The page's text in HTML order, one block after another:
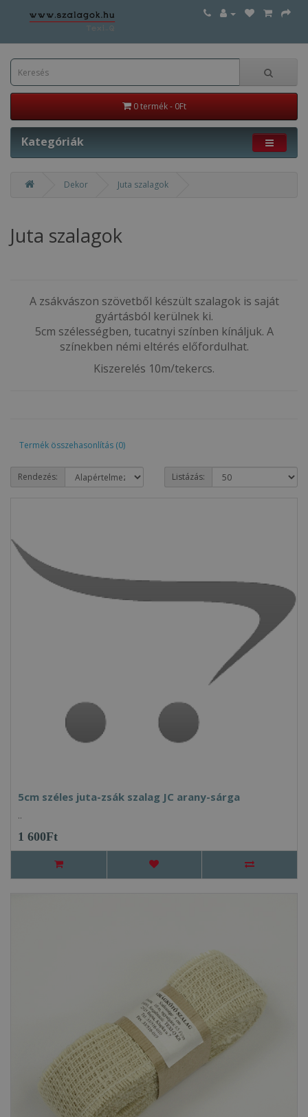
0 termék - 0Ft
Kategóriák
Dekor Juta szalagok
Juta szalagok
A zsákvászon szövetből készült szalagok is saját
gyártásból kerülnek ki.
5cm szélességben, tucatnyi színben kínáljuk. A
színekben némi eltérés előfordulhat.
Kiszerelés 10m/tekercs.
Termék összehasonlítás (0)
Rendezés: Listázás:
5cm széles juta-zsák szalag JC arany-sárga
..
1 600Ft